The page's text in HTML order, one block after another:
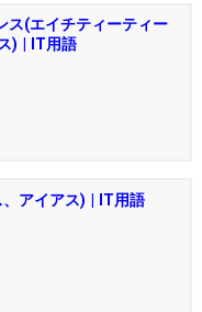
ス(エイチティーティー
) | IT用語
、アイアス) | IT用語